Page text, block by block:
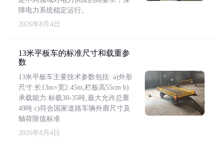
障电力系统稳定运行。
2026年8月4日
13米平板车的标准尺寸和载重参
数
13米平板车主要技术参数包括: a)外形
尺寸:长13m×宽2.45m,栏板高55cm b)
承载能力:标载30-35吨,最大允许总重
49吨 c)符合国家道路车辆外廓尺寸及
轴荷限值标准
2026年8月4日